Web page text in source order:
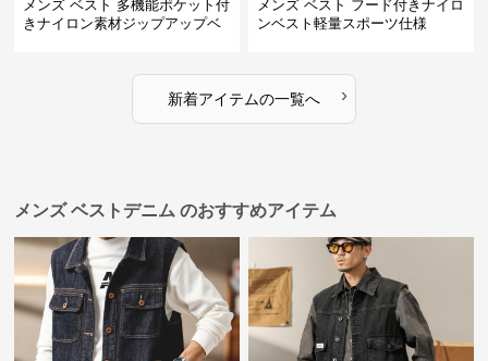
メンズ ベスト 多機能ポケット付
きナイロン素材ジップアップベ
メンズ ベスト フード付きナイロ
ンベスト軽量スポーツ仕様
新着アイテムの一覧へ ›
メンズ ベストデニム のおすすめアイテム